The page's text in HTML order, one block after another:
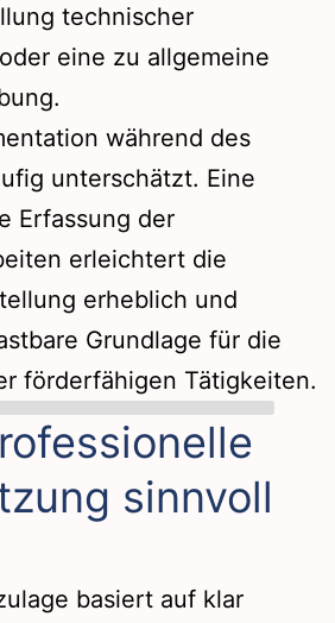
technischer
eine zu allgemeine
während des
unterschätzt. Eine
Erfassung der
erleichtert die
erheblich und
Grundlage für die
förderfähigen Tätigkeiten.
sinnvoll
basiert auf klar